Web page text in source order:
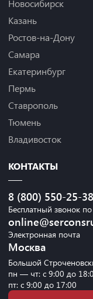
Новосибирск
Казань
Ростов-на-Дону
Самара
Екатеринбург
Пермь
Ставрополь
Тюмень
Владивосток
КОНТАКТЫ
8 (800) 550-25-38
Бесплатный звонок
Электронная почта
Москва
Большой
пн — чт: с 9:00 до
пт: с 9:00 до 17:00